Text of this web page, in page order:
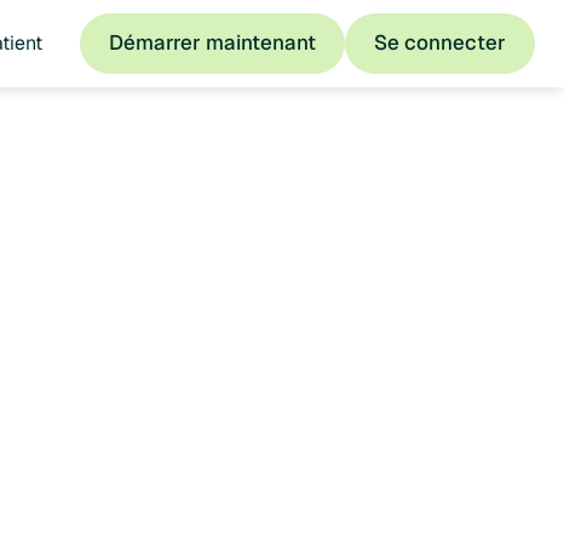
Démarrer maintenant
Démarrer maintenant
Se connecter
Se connecter